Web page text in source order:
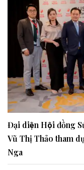
Đại diện Hội đồng
Vũ Thị Thảo tham
Nga